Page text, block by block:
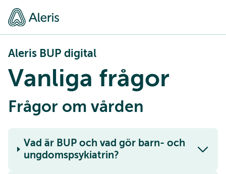
Aleris BUP digital
Vanliga frågor
Frågor om vården
Vad är BUP och vad gör barn- och
ungdomspsykiatrin?